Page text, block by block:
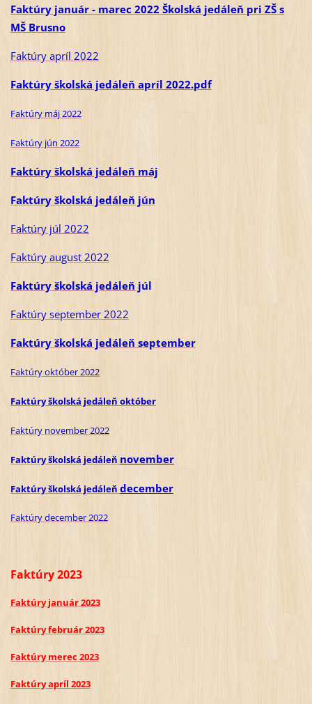
Faktúry január - marec 2022 Školská jedáleň pri ZŠ s
MŠ Brusno
Faktúry apríl 2022
Faktúry školská jedáleň apríl 2022.pdf
Faktúry máj 2022
Faktúry jún 2022
Faktúry školská jedáleň máj
Faktúry školská jedáleň jún
Faktúry júl 2022
Faktúry august 2022
Faktúry školská jedáleň júl
Faktúry september 2022
Faktúry školská jedáleň september
Faktúry október 2022
Faktúry školská jedáleň október
Faktúry november 2022
Faktúry školská jedáleň november
Faktúry školská jedáleň december
Faktúry december 2022
Faktúry 2023
Faktúry január 2023
Faktúry február 2023
Faktúry merec 2023
Faktúry apríl 2023